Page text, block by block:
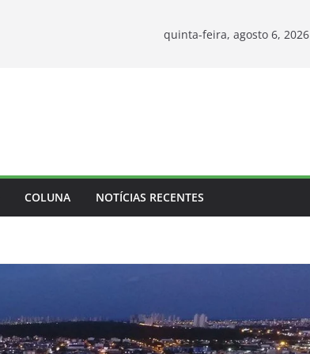
quinta-feira, agosto 6, 2026
COLUNA NOTÍCIAS RECENTES